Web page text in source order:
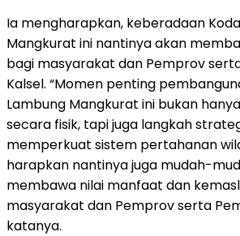
Ia mengharapkan, keberadaan
Mangkurat ini nantinya akan
bagi masyarakat dan Pemprov
Kalsel. “Momen penting
Lambung Mangkurat ini bukan
secara fisik, tapi juga langkah
memperkuat sistem pertahanan
harapkan nantinya juga mudah-
membawa nilai manfaat dan
masyarakat dan Pemprov serta
katanya.